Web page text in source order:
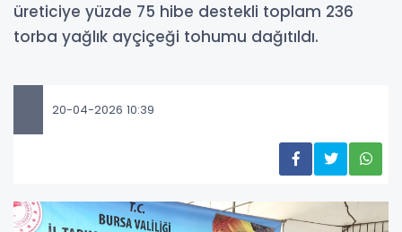
üreticiye yüzde 75 hibe destekli toplam 236
torba yağlık ayçiçeği tohumu dağıtıldı.
20-04-2026 10:39